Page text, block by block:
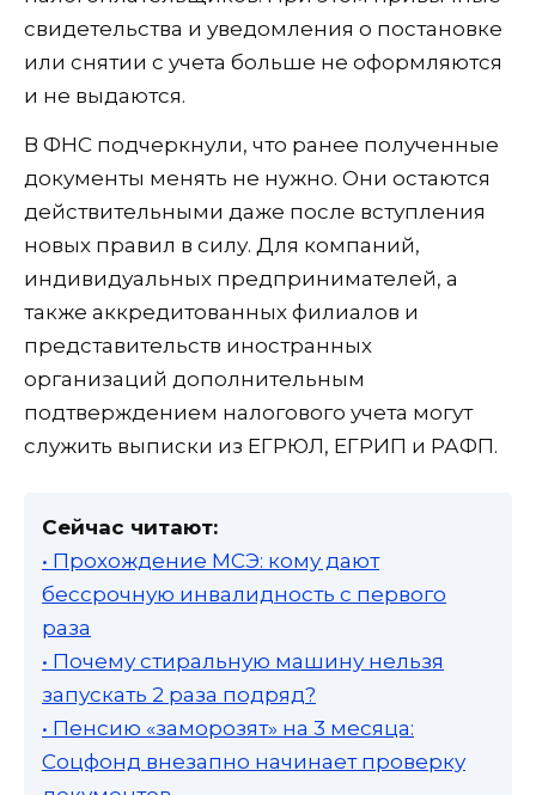
свидетельства и уведомления о постановке
или снятии с учета больше не оформляются
и не выдаются.
В ФНС подчеркнули, что ранее полученные
документы менять не нужно. Они остаются
действительными даже после вступления
новых правил в силу. Для компаний,
индивидуальных предпринимателей, а
также аккредитованных филиалов и
представительств иностранных
организаций дополнительным
подтверждением налогового учета могут
служить выписки из ЕГРЮЛ, ЕГРИП и РАФП.
Сейчас читают:
• Прохождение МСЭ: кому дают
бессрочную инвалидность с первого
раза
• Почему стиральную машину нельзя
запускать 2 раза подряд?
• Пенсию «заморозят» на 3 месяца:
Соцфонд внезапно начинает проверку